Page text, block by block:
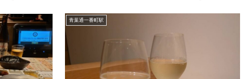
青葉通一番町駅